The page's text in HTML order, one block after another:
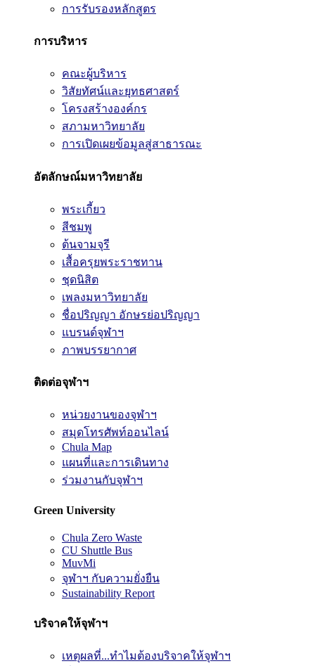
การรับรองหลักสูตร
การบริหาร
คณะผู้บริหาร
วิสัยทัศน์และยุทธศาสตร์
โครงสร้างองค์กร
สภามหาวิทยาลัย
การเปิดเผยข้อมูลสู่สาธารณะ
อัตลักษณ์มหาวิทยาลัย
พระเกี้ยว
สีชมพู
ต้นจามจุรี
เสื้อครุยพระราชทาน
ชุดนิสิต
เพลงมหาวิทยาลัย
ชื่อปริญญา อักษรย่อปริญญา
แบรนด์จุฬาฯ
ภาพบรรยากาศ
ติดต่อจุฬาฯ
หน่วยงานของจุฬาฯ
สมุดโทรศัพท์ออนไลน์
Chula Map
แผนที่และการเดินทาง
ร่วมงานกับจุฬาฯ
Green University
Chula Zero Waste
CU Shuttle Bus
MuvMi
จุฬาฯ กับความยั่งยืน
Sustainability Report
บริจาคให้จุฬาฯ
เหตุผลที่...ทำไมต้องบริจาคให้จุฬาฯ